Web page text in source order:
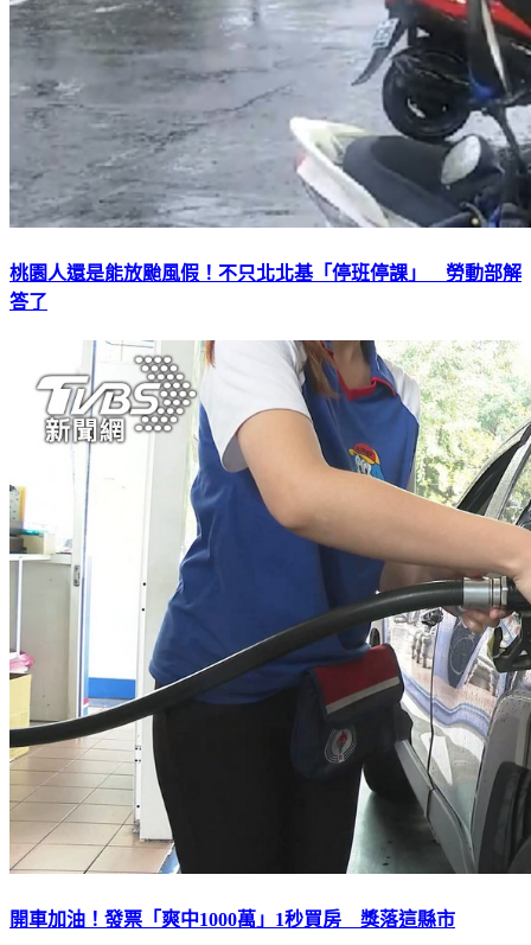
桃園人還是能放颱風假！不只北北基「停班停課」 勞動部解
答了
開車加油！發票「爽中1000萬」1秒買房 獎落這縣市